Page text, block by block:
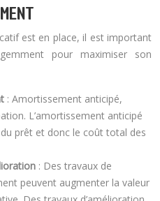
est en place, il est important
pour maximiser son
: Amortissement anticipé,
L’amortissement anticipé
prêt et donc le coût total des
: Des travaux de
peuvent augmenter la valeur